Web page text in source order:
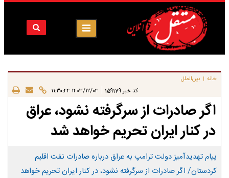
خانه | بین‌الملل
کد خبر 159179 ۱۴۰۳/۱۲/۰۴ ۱۱:۳۰:۴۴
اگر صادرات از سرگرفته نشود، عراق
در کنار ایران تحریم خواهد شد
پیام تهدیدآمیز دولت ترامپ به عراق درباره صادرات نفت اقلیم
کردستان/ اگر صادرات از سرگرفته نشود، در کنار ایران تحریم خواهد